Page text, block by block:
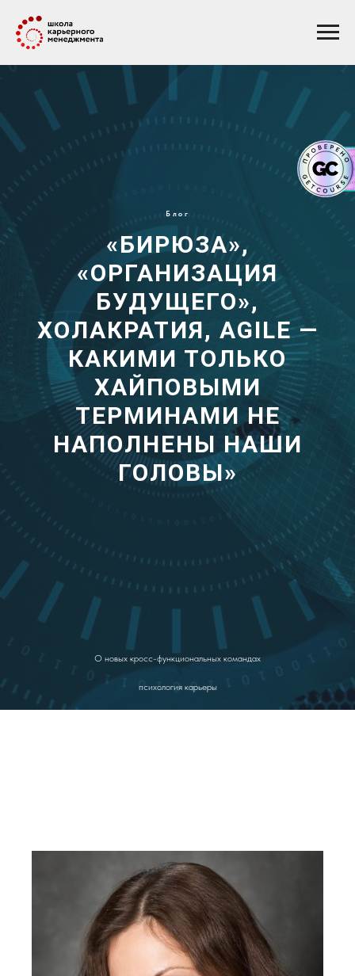
Блог
«БИРЮЗА»,
«ОРГАНИЗАЦИЯ
БУДУЩЕГО»,
ХОЛАКРАТИЯ, AGILE —
КАКИМИ ТОЛЬКО
ХАЙПОВЫМИ
ТЕРМИНАМИ НЕ
НАПОЛНЕНЫ НАШИ
ГОЛОВЫ»
О новых кросс-функциональных командах
психология карьеры